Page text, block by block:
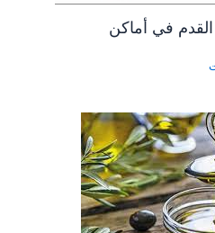
في أماكن